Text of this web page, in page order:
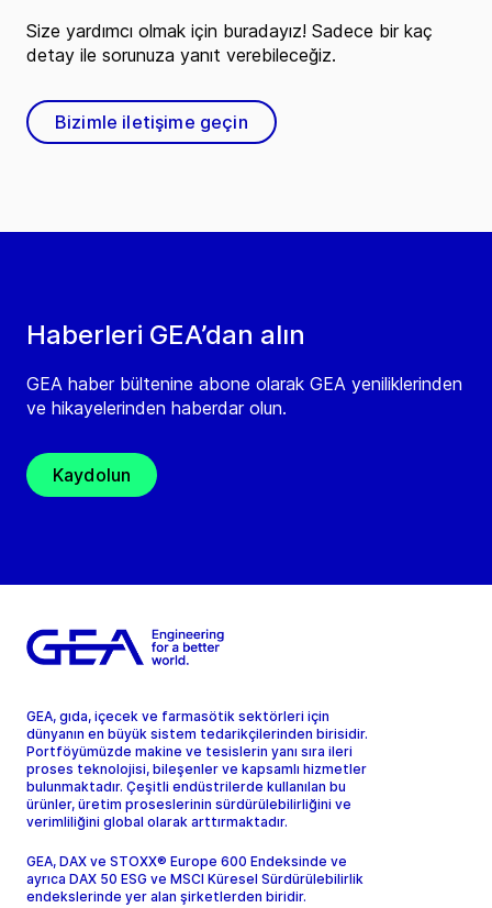
Haberleri GEA’dan alın
GEA haber bültenine abone olarak GEA yeniliklerinden
ve hikayelerinden haberdar olun.
Kaydolun
Size yardımcı olmak için buradayız! Sadece bir kaç
detay ile sorunuza yanıt verebileceğiz.
Bizimle iletişime geçin
GEA, gıda, içecek ve farmasötik sektörleri için
dünyanın en büyük sistem tedarikçilerinden birisidir.
Portföyümüzde makine ve tesislerin yanı sıra ileri
proses teknolojisi, bileşenler ve kapsamlı hizmetler
bulunmaktadır. Çeşitli endüstrilerde kullanılan bu
ürünler, üretim proseslerinin sürdürülebilirliğini ve
verimliliğini global olarak arttırmaktadır.
GEA, DAX ve STOXX® Europe 600 Endeksinde ve
ayrıca DAX 50 ESG ve MSCI Küresel Sürdürülebilirlik
endekslerinde yer alan şirketlerden biridir.